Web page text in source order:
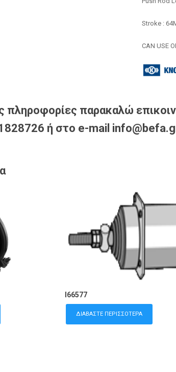
Stroke :
CAN USE
πληροφορίες παρακαλώ
ή στο e-mail
I66577
ΔΙΑΒΆΣΤΕ ΠΕΡΙΣΣΌΤΕΡΑ